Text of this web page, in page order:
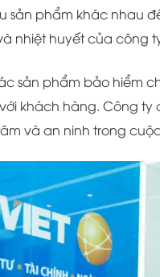
sản phẩm khác nhau
nhiệt huyết của công
sản phẩm bảo hiểm
khách hàng. Công
và an ninh trong